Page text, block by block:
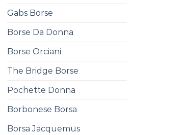
Gabs Borse
Borse Da Donna
Borse Orciani
The Bridge Borse
Pochette Donna
Borbonese Borsa
Borsa Jacquemus